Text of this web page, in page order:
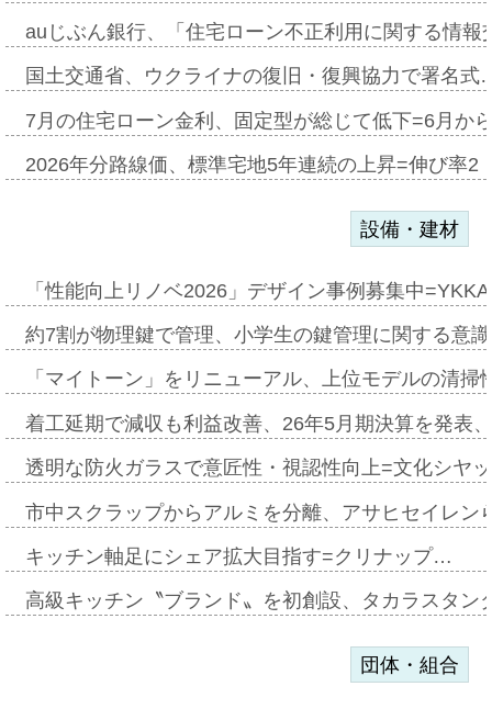
auじぶん銀行、「住宅ローン不正利用に関する情
国土交通省、ウクライナの復旧・復興協力で署名
7月の住宅ローン金利、固定型が総じて低下=6月か
2026年分路線価、標準宅地5年連続の上昇=伸び率
設備・建材
「性能向上リノベ2026」デザイン事例募集中
約7割が物理鍵で管理、小学生の鍵管理に関する意
「マイトーン」をリニューアル、上位モデルの清
着工延期で減収も利益改善、26年5月期決算を発表
透明な防火ガラスで意匠性・視認性向上=文化シヤ
市中スクラップからアルミを分離、アサヒセイレ
キッチン軸足にシェア拡大目指す=クリナップ…
高級キッチン〝ブランド〟を初創設、タカラスタ
団体・組合